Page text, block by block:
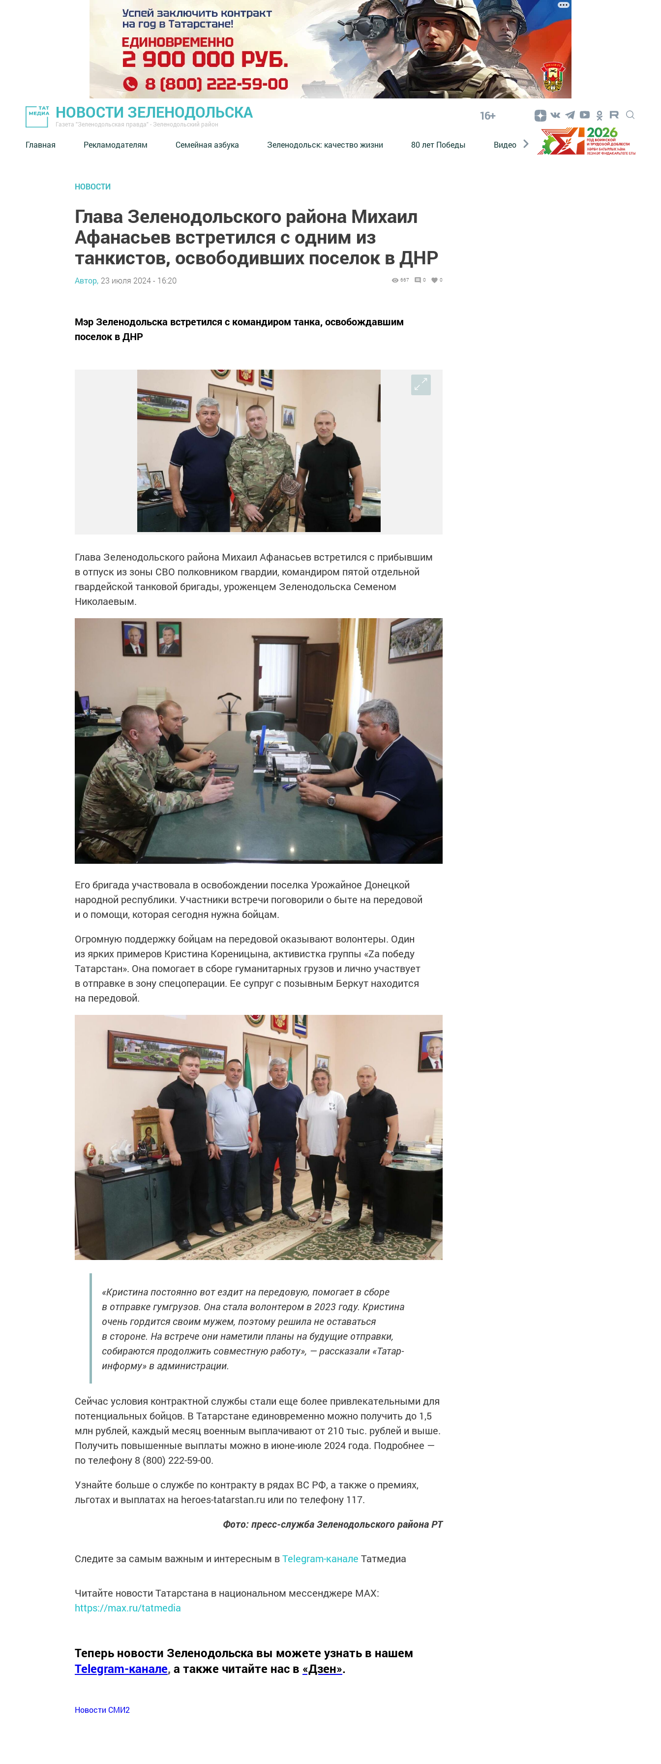
НОВОСТИ ЗЕЛЕНОДОЛЬСКА
Газета "Зеленодольская правда" - Зеленодольский район
16+
Главная Рекламодателям Семейная азбука ⁠Зеленодольск: качество жизни 80 лет Победы Видео Конкурсы ЭтноДети
НОВОСТИ
Глава Зеленодольского района Михаил
Афанасьев встретился с одним из
танкистов, освободивших поселок в ДНР
Автор, 23 июля 2024 - 16:20 667 0 0
Мэр Зеленодольска встретился с командиром танка, освобождавшим
поселок в ДНР
Глава Зеленодольского района Михаил Афанасьев встретился с прибывшим
в отпуск из зоны СВО полковником гвардии, командиром пятой отдельной
гвардейской танковой бригады, уроженцем Зеленодольска Семеном
Николаевым.
Его бригада участвовала в освобождении поселка Урожайное Донецкой
народной республики. Участники встречи поговорили о быте на передовой
и о помощи, которая сегодня нужна бойцам.
Огромную поддержку бойцам на передовой оказывают волонтеры. Один
из ярких примеров Кристина Кореницына, активистка группы «Zа победу
Татарстан». Она помогает в сборе гуманитарных грузов и лично участвует
в отправке в зону спецоперации. Ее супруг с позывным Беркут находится
на передовой.
«Кристина постоянно вот ездит на передовую, помогает в сборе
в отправке гумгрузов. Она стала волонтером в 2023 году. Кристина
очень гордится своим мужем, поэтому решила не оставаться
в стороне. На встрече они наметили планы на будущие отправки,
собираются продолжить совместную работу», — рассказали «Татар-
информу» в администрации.
Сейчас условия контрактной службы стали еще более привлекательными для
потенциальных бойцов. В Татарстане единовременно можно получить до 1,5
млн рублей, каждый месяц военным выплачивают от 210 тыс. рублей и выше.
Получить повышенные выплаты можно в июне-июле 2024 года. Подробнее —
по телефону 8 (800) 222-59-00.
Узнайте больше о службе по контракту в рядах ВС РФ, а также о премиях,
льготах и выплатах на heroes-tatarstan.ru или по телефону 117.
Фото: пресс-служба Зеленодольского района РТ
Следите за самым важным и интересным вTelegram-канале Татмедиа
Читайте новости Татарстана в национальном мессенджере MАХ:
https://max.ru/tatmedia
Теперь новости Зеленодольска вы можете узнать в нашем
Telegram-канале, а также читайте нас в «Дзен».
Новости СМИ2